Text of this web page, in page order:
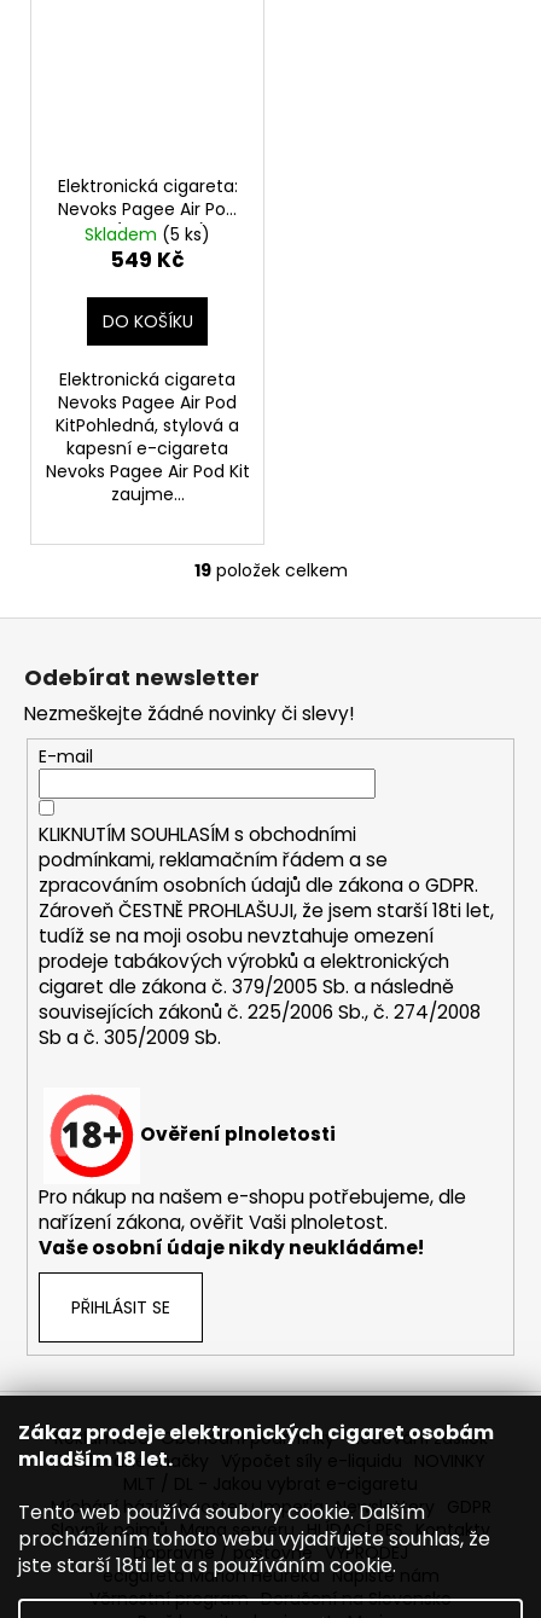
Zákaz prodeje elektronických cigaret osobám
mladším 18 let.
Tento web používá soubory cookie. Dalším
procházením tohoto webu vyjadřujete souhlas, že
jste starší 18ti let a s používáním cookie.
Elektronická cigareta:
Nevoks Pagee Air Pod
Kit (1000mAh)
(Carbon Fiber)
Skladem (5 ks)
549 Kč
DO KOŠÍKU
Elektronická cigareta
Nevoks Pagee Air Pod
KitPohledná, stylová a
kapesní e-cigareta
Nevoks Pagee Air Pod Kit
zaujme...
O
v
a
c
í
p
r
v
k
y
v
ý
p
i
19položek celkem
Z
Odebírat newsletter
Nezmeškejte žádné novinky či slevy!
E-mail
KLIKNUTÍM SOUHLASÍM s obchodními
podmínkami,reklamačním řádem a se
zpracováním osobních údajů dle zákona oGDPR.
Zároveň ČESTNĚ PROHLAŠUJI, že jsem starší 18ti let,
tudíž se na moji osobu nevztahuje omezení
prodeje tabákových výrobků a elektronických
cigaret dle zákona č. 379/2005 Sb. a následně
souvisejících zákonů č. 225/2006 Sb., č. 274/2008
Sb a č. 305/2009 Sb.
Ověření plnoletosti
Pro nákup na našem e-shopu potřebujeme, dle
nařízení zákona, ověřit Vaši plnoletost.
Vaše osobní údaje nikdy neukládáme!
PŘIHLÁSIT SE
Reklamace Obchodní podmínky Sledování zásilek
Prodávané značky
Míchání bází a boosteru Imperia Newslettery
Slovník pojmů Mapa serveru HLÍDACÍ PES Kontakty
Dopravné / poštovné VÝPRODEJ
ecigareta Marion Heureka Napište nám
Věrnostní program Doručení na Slovensko